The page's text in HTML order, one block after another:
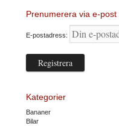
Prenumerera via e-post
E-postadress:
Kategorier
Bananer
Bilar